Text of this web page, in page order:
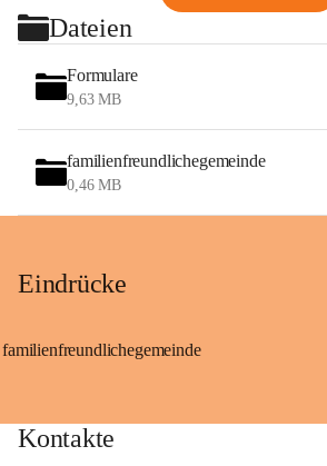
Dateien
Formulare
9,63 MB
familienfreundlichegemeinde
0,46 MB
Eindrücke
familienfreundlichegemeinde
Kontakte